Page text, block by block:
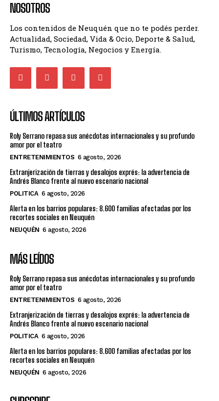
NOSOTROS
Los contenidos de Neuquén que no te podés perder.
Actualidad, Sociedad, Vida & Ocio, Deporte & Salud,
Turismo, Tecnología, Negocios y Energía.
ÚLTIMOS ARTÍCULOS
Roly Serrano repasa sus anécdotas internacionales y su profundo
amor por el teatro
ENTRETENIMIENTOS 6 agosto, 2026
Extranjerización de tierras y desalojos exprés: la advertencia de
Andrés Blanco frente al nuevo escenario nacional
POLITICA 6 agosto, 2026
Alerta en los barrios populares: 8.600 familias afectadas por los
recortes sociales en Neuquén
NEUQUÉN 6 agosto, 2026
MÁS LEÍDOS
Roly Serrano repasa sus anécdotas internacionales y su profundo
amor por el teatro
ENTRETENIMIENTOS 6 agosto, 2026
Extranjerización de tierras y desalojos exprés: la advertencia de
Andrés Blanco frente al nuevo escenario nacional
POLITICA 6 agosto, 2026
Alerta en los barrios populares: 8.600 familias afectadas por los
recortes sociales en Neuquén
NEUQUÉN 6 agosto, 2026